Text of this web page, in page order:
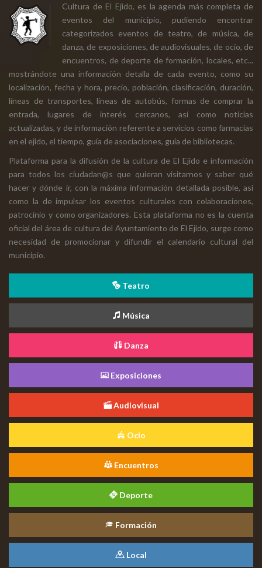
Cultura de El Ejido, es la agenda más completa de
eventos del municipio, pudiendo encontrar
categorizados eventos de teatro, de música, de
danza, de exposiciones, de audiovisuales, de ocio, de
encuentros, de deporte de formación, locales, etc...
mostrándote una información detalla de cada evento, como su
localización, fecha y hora, precio, población, clasificación, duración,
líneas de transportes, líneas de autobús, formas de comprar la
entrada, lugares de interés cercanos, así como noticias
actualizadas, y de información referente a servicios como farmacias
en el ejido, el tiempo, guía de asociaciones, guía de bibliotecas.
Plataforma para la difusión de la cultura de El Ejido e información
para todos los ciudadan@s que quieran visitarnos y saber qué
hacer y dónde ir, con la máxima información detallada posible, así
como la de impulsar los eventos culturales con colaboraciones,
patrocinio y como organizadores. Esta plataforma no es la cuenta
oficial del área de cultura del Ayuntamiento de El Ejido, surge como
necesidad de promocionar y difundir el calendario cultural del
municipio.
Teatro
Música
Danza
Exposiciones
Audiovisual
Ocio
Encuentros
Deporte
Formación
Local